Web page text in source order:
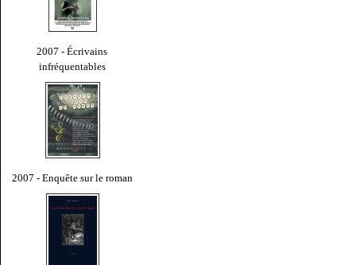
2007 - Écrivains
infréquentables
2007 - Enquête sur le roman